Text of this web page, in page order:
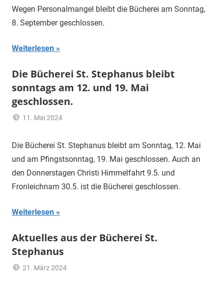
Sommer
Wegen Personalmangel bleibt die Bücherei am Sonntag,
8. September geschlossen.
Weiterlesen
Die Bücherei St. Stephanus bleibt
sonntags am 12. und 19. Mai
geschlossen.
11. Mai 2024
Sommer
Die Bücherei St. Stephanus bleibt am Sonntag, 12. Mai
und am Pfingstsonntag, 19. Mai geschlossen. Auch an
den Donnerstagen Christi Himmelfahrt 9.5. und
Fronleichnam 30.5. ist die Bücherei geschlossen.
Weiterlesen
Aktuelles aus der Bücherei St.
Stephanus
21. März 2024